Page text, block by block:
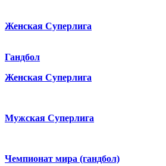
Женская Суперлига
Гандбол
Женская Суперлига
Мужская Суперлига
Чемпионат мира (гандбол)